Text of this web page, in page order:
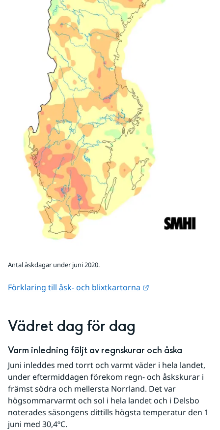
Antal åskdagar under juni 2020.
Förklaring till åsk- och blixtkartorna
Vädret dag för dag
Varm inledning följt av regnskurar och åska
Juni inleddes med torrt och varmt väder i hela landet,
under eftermiddagen förekom regn- och åskskurar i
främst södra och mellersta Norrland. Det var
högsommarvarmt och sol i hela landet och i Delsbo
noterades säsongens dittills högsta temperatur den 1
juni med 30,4ºC.